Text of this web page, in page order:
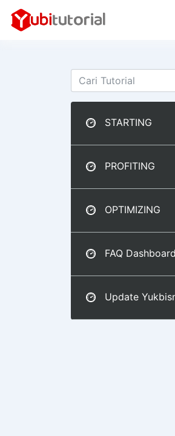
STARTING
PROFITING
OPTIMIZING
FAQ Dashboard
Update